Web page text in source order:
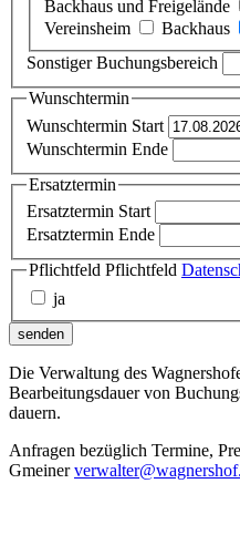
Backhaus und Freigelände
Vereinsheim
Backhaus
Sonstiger Buchungsbereich
Wunschtermin
Wunschtermin Start
Wunschtermin Ende
Ersatztermin
Ersatztermin Start
Ersatztermin Ende
Pflichtfeld Pflichtfeld
ja
senden
Die Verwaltung des
Bearbeitungsdauer von
dauern.
Anfragen bezüglich Termine,
Gmeiner